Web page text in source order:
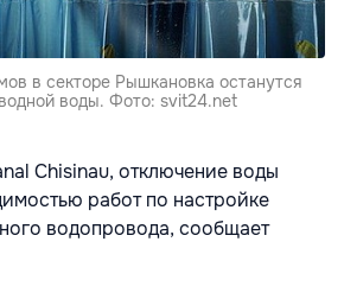
в секторе Рышкановка останутся
воды. Фото: svit24.net
Chisinau, отключение воды
работ по настройке
водопровода, сообщает